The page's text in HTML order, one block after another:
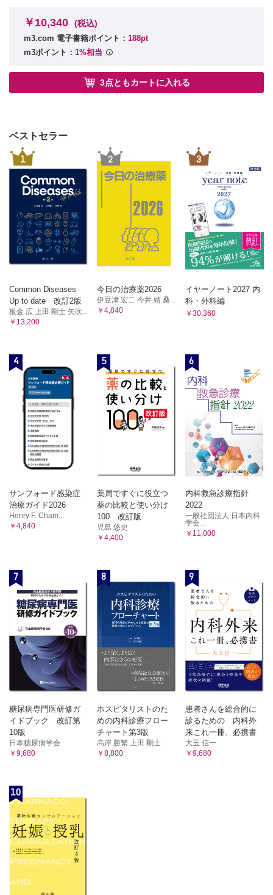
￥10,340 (税込)
m3.com 電子書籍ポイント： 188pt
m3ポイント： 1%相当
3点ともカートに入れる
ベストセラー
1
Common Diseases
Up to date 改訂2版
板金 広 上田 剛士 矢吹...
￥13,200
2
今日の治療薬2026
伊豆津 宏二 今井 靖 桑...
￥4,840
3
イヤーノート2027 内
科・外科編
￥30,360
4
サンフォード感染症
治療ガイド2026
Henry F. Cham...
￥4,840
5
薬局ですぐに役立つ
薬の比較と使い分け
100 改訂版
児島 悠史
￥4,400
6
内科救急診療指針
2022
一般社団法人 日本内科
学会...
￥11,000
7
糖尿病専門医研修ガ
イドブック 改訂第
10版
日本糖尿病学会
￥9,680
8
ホスピタリストのた
めの内科診療フロー
チャート第3版
髙岸 勝繁 上田 剛士
￥8,800
9
患者さんを総合的に
診るための 内科外
来これ一冊、必携書
大玉 信一
￥9,680
10